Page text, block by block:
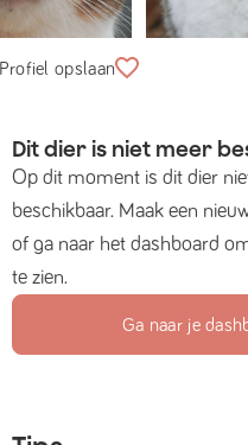
Profiel opslaan
Dit dier is niet meer
Op dit moment is dit dier
beschikbaar. Maak een
of ga naar het dashboard
te zien.
Ga naar je